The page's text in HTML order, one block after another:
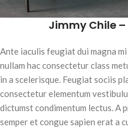
Jimmy Chile
Ante iaculis feugiat dui magna
nullam hac consectetur class
in a scelerisque. Feugiat sociis
consectetur elementum
dictumst condimentum lectus. A
semper et congue sapien erat a